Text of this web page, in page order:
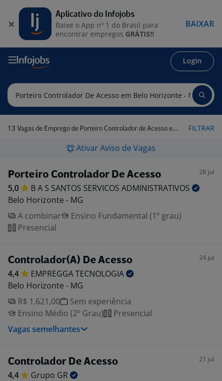
Login
13 Vagas de Emprego de Porteiro Controlador de Acesso em Belo Horizonte - MG FILTRAR
Ativar Aviso de Vagas
Porteiro Controlador De Acesso 28 jul
5,0 B A S SANTOS SERVICOS ADMINISTRATIVOS
Belo Horizonte - MG
A combinar
Ensino Fundamental (1º grau)
Presencial
Controlador(A) De Acesso 24 jul
4,4 EMPREGGATECNOLOGIA
Belo Horizonte - MG
R$ 1.621,00
Sem experiência
Ensino Médio (2º Grau)
Presencial
Vagas semelhantes
Controlador De Acesso 21 jul
4,4 Grupo GR
Aplicativo do Infojobs
Baixe o App nº 1 do Brasil para
encontrar empregos GRÁTIS!!
BAIXAR